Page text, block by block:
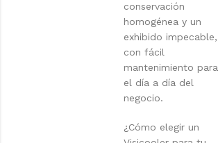
conservación
homogénea y un
exhibido impecable,
con fácil
mantenimiento para
el día a día del
negocio.
¿Cómo elegir un